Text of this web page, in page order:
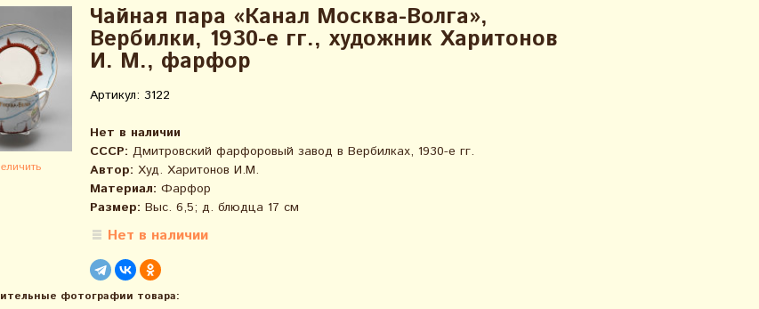
Чайная пара «Канал Москва-Волга»,
Вербилки, 1930-е гг., художник Харитонов
И. М., фарфор
Артикул: 3122
Нет в наличии
СССР: Дмитровский фарфоровый завод в Вербилках, 1930-е гг.
Автор: Худ. Харитонов И.М.
Материал: Фарфор
Размер: Выс. 6,5; д. блюдца 17 см
Нет в наличии
фотографии товара: